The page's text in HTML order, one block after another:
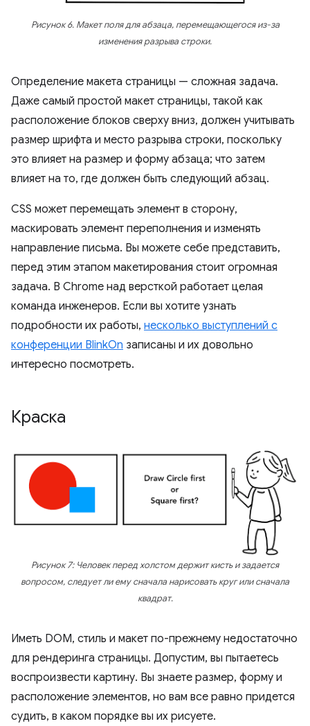
Рисунок 6. Макет поля для абзаца, перемещающегося из-за
изменения разрыва строки.
Определение макета страницы — сложная задача.
Даже самый простой макет страницы, такой как
расположение блоков сверху вниз, должен учитывать
размер шрифта и место разрыва строки, поскольку
это влияет на размер и форму абзаца; что затем
влияет на то, где должен быть следующий абзац.
CSS может перемещать элемент в сторону,
маскировать элемент переполнения и изменять
направление письма. Вы можете себе представить,
перед этим этапом макетирования стоит огромная
задача. В Chrome над версткой работает целая
команда инженеров. Если вы хотите узнать
подробности их работы, несколько выступлений с
конференции BlinkOn записаны и их довольно
интересно посмотреть.
Краска
Рисунок 7: Человек перед холстом держит кисть и задается
вопросом, следует ли ему сначала нарисовать круг или сначала
квадрат.
Иметь DOM, стиль и макет по-прежнему недостаточно
для рендеринга страницы. Допустим, вы пытаетесь
воспроизвести картину. Вы знаете размер, форму и
расположение элементов, но вам все равно придется
судить, в каком порядке вы их рисуете.